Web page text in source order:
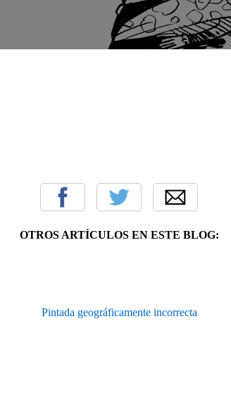
OTROS ARTÍCULOS EN ESTE BLOG:
Pintada geográficamente incorrecta